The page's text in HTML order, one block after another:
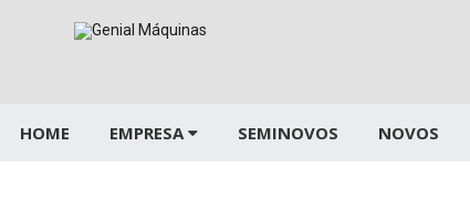
HOME EMPRESA SEMINOVOS NOVOS